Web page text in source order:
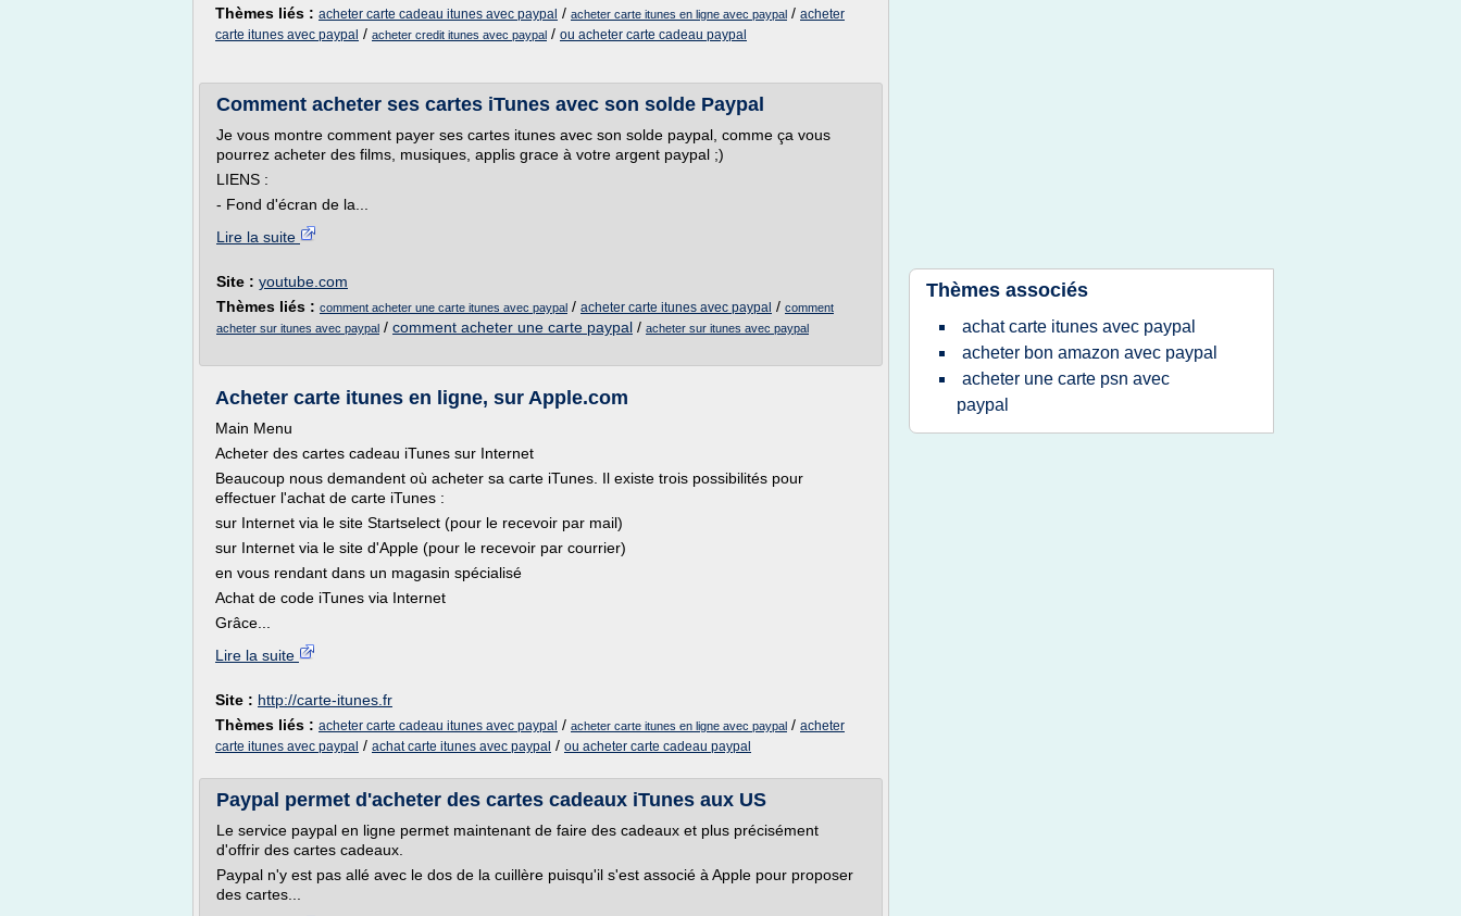
Thèmes liés : acheter carte cadeau itunes avec paypal / acheter carte itunes en ligne avec paypal / acheter
carte itunes avec paypal / acheter credit itunes avec paypal / ou acheter carte cadeau paypal
Comment acheter ses cartes iTunes avec son solde Paypal
Je vous montre comment payer ses cartes itunes avec son solde paypal, comme ça vous
pourrez acheter des films, musiques, applis grace à votre argent paypal ;)
LIENS :
- Fond d'écran de la...
Lire la suite
Site : youtube.com
Thèmes liés : comment acheter une carte itunes avec paypal / acheter carte itunes avec paypal / comment
acheter sur itunes avec paypal / comment acheter une carte paypal / acheter sur itunes avec paypal
Acheter carte itunes en ligne, sur Apple.com
Main Menu
Acheter des cartes cadeau iTunes sur Internet
Beaucoup nous demandent où acheter sa carte iTunes. Il existe trois possibilités pour
effectuer l'achat de carte iTunes :
sur Internet via le site Startselect (pour le recevoir par mail)
sur Internet via le site d'Apple (pour le recevoir par courrier)
en vous rendant dans un magasin spécialisé
Achat de code iTunes via Internet
Grâce...
Lire la suite
Site : http://carte-itunes.fr
Thèmes liés : acheter carte cadeau itunes avec paypal / acheter carte itunes en ligne avec paypal / acheter
carte itunes avec paypal / achat carte itunes avec paypal / ou acheter carte cadeau paypal
Paypal permet d'acheter des cartes cadeaux iTunes aux US
Le service paypal en ligne permet maintenant de faire des cadeaux et plus précisément
d'offrir des cartes cadeaux.
Paypal n'y est pas allé avec le dos de la cuillère puisqu'il s'est associé à Apple pour proposer
des cartes...
Thèmes associés
achat carte itunes avec paypal
acheter bon amazon avec paypal
acheter une carte psn avec
paypal